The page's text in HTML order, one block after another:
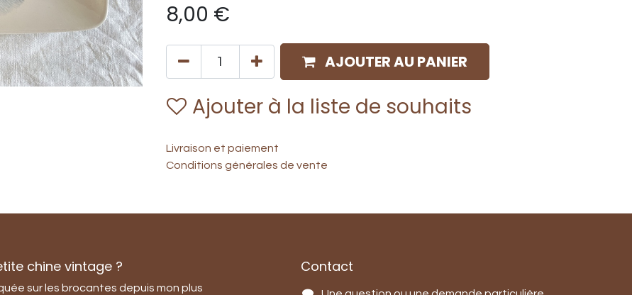
8,00 €
AJOUTER AU PANIER
Ajouter à la liste de souhaits
Livraison et paiement
Conditions générales de vente
chine vintage ?
sur les brocantes depuis mon plus
Contact